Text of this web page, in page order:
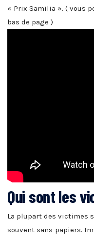
« Prix Samilia ». ( vous
bas de page )
Qui sont les
La plupart des victimes
souvent sans-papiers.